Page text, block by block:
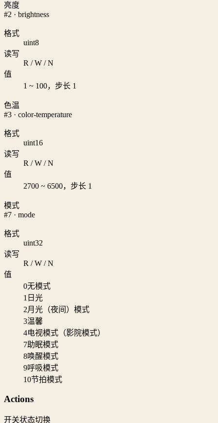
亮度
#2 · brightness
格式
uint8
读写
R / W / N
值
1 ~ 100，步长 1
色温
#3 · color-temperature
格式
uint16
读写
R / W / N
值
2700 ~ 6500，步长 1
模式
#7 · mode
格式
uint32
读写
R / W / N
值
0无模式
1 日光
2月光（夜间）模式
3温馨
4电视模式（影院模式）
7助眠模式
8唤醒模式
9呼吸模式
10节拍模式
Actions
开关状态切换